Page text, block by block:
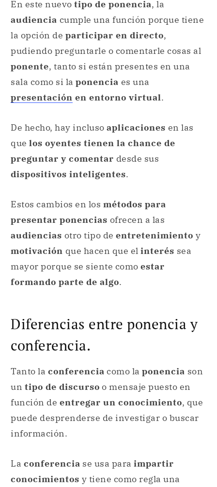
En este nuevo tipo de ponencia, la
audiencia cumple una función porque tiene
la opción de participar en directo,
pudiendo preguntarle o comentarle cosas al
ponente, tanto si están presentes en una
sala como si la ponencia es una
presentación en entorno virtual.
De hecho, hay incluso aplicaciones en las
que los oyentes tienen la chance de
preguntar y comentar desde sus
dispositivos inteligentes.
Estos cambios en los métodos para
presentar ponencias ofrecen a las
audiencias otro tipo de entretenimiento y
motivación que hacen que el interés sea
mayor porque se siente como estar
formando parte de algo.
Diferencias entre ponencia y
conferencia.
Tanto la conferencia como la ponencia son
un tipo de discurso o mensaje puesto en
función de entregar un conocimiento, que
puede desprenderse de investigar o buscar
información.
La conferencia se usa para impartir
conocimientos y tiene como regla una